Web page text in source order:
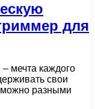
для
мечта каждого
свои
можно разными